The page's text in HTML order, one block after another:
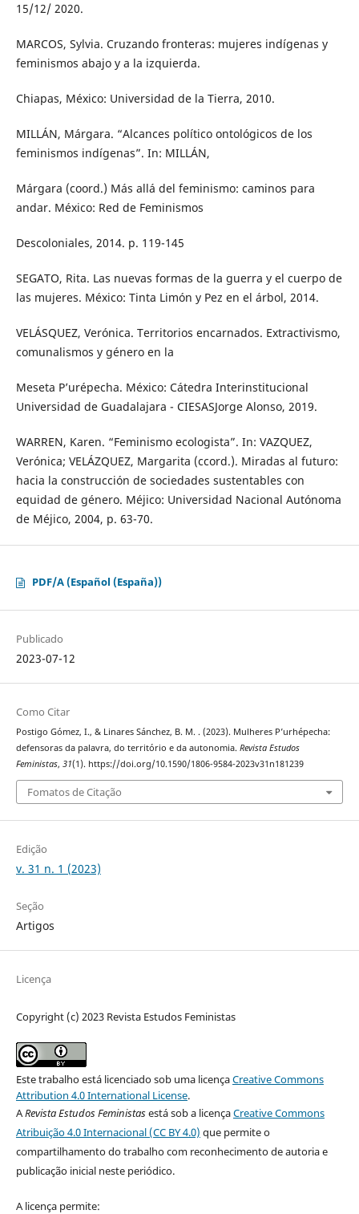
15/12/ 2020.
MARCOS, Sylvia. Cruzando fronteras: mujeres indígenas y
feminismos abajo y a la izquierda.
Chiapas, México: Universidad de la Tierra, 2010.
MILLÁN, Márgara. “Alcances político ontológicos de los
feminismos indígenas”. In: MILLÁN,
Márgara (coord.) Más allá del feminismo: caminos para
andar. México: Red de Feminismos
Descoloniales, 2014. p. 119-145
SEGATO, Rita. Las nuevas formas de la guerra y el cuerpo de
las mujeres. México: Tinta Limón y Pez en el árbol, 2014.
VELÁSQUEZ, Verónica. Territorios encarnados. Extractivismo,
comunalismos y género en la
Meseta P’urépecha. México: Cátedra Interinstitucional
Universidad de Guadalajara - CIESASJorge Alonso, 2019.
WARREN, Karen. “Feminismo ecologista”. In: VAZQUEZ,
Verónica; VELÁZQUEZ, Margarita (ccord.). Miradas al futuro:
hacia la construcción de sociedades sustentables con
equidad de género. Méjico: Universidad Nacional Autónoma
de Méjico, 2004, p. 63-70.
PDF/A (Español (España))
Publicado
2023-07-12
Como Citar
Postigo Gómez, I., & Linares Sánchez, B. M. . (2023). Mulheres P’urhépecha:
defensoras da palavra, do território e da autonomia. Revista Estudos
Feministas, 31(1). https://doi.org/10.1590/1806-9584-2023v31n181239
Fomatos de Citação
Edição
v. 31 n. 1 (2023)
Seção
Artigos
Licença
Copyright (c) 2023 Revista Estudos Feministas
Este trabalho está licenciado sob uma licençaCreative Commons
Attribution 4.0 International License.
ARevista Estudos Feministasestá sob a licençaCreative Commons
Atribuição 4.0 Internacional (CC BY 4.0) que permite o
compartilhamento do trabalho com reconhecimento de autoria e
publicação inicial neste periódico.
A licença permite: